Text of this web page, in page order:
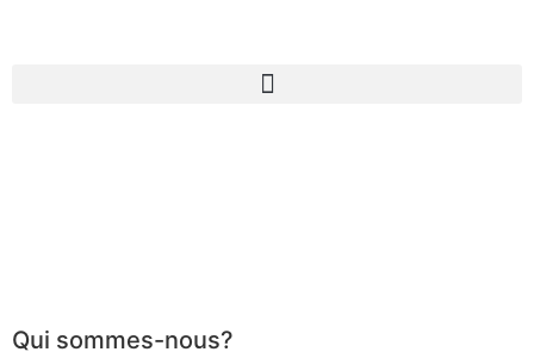
Qui sommes-nous?